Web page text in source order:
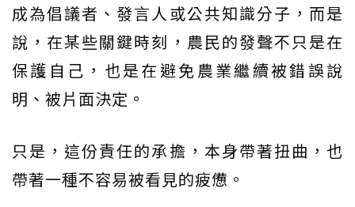
成為倡議者、發言人或公共知識分子，而是
說，在某些關鍵時刻，農民的發聲不只是在
保護自己，也是在避免農業繼續被錯誤說
明、被片面決定。
只是，這份責任的承擔，本身帶著扭曲，也
帶著一種不容易被看見的疲憊。